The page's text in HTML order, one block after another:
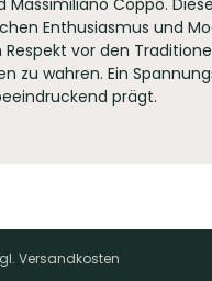
Massimiliano Coppo.
Enthusiasmus und
vor den
zu wahren. Ein
prägt.
Versandkosten